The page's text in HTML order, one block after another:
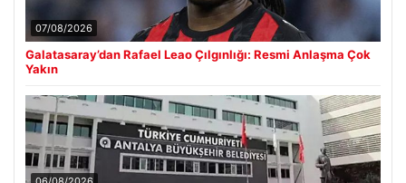
07/08/2026
Galatasaray’dan Rafael Leao Çılgınlığı: Resmi Anlaşma Çok
Yakın